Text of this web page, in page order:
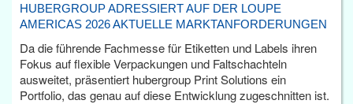
HUBERGROUP ADRESSIERT AUF DER LOUPE
AMERICAS 2026 AKTUELLE MARKTANFORDERUNGEN
Da die führende Fachmesse für Etiketten und Labels ihren
Fokus auf flexible Verpackungen und Faltschachteln
ausweitet, präsentiert hubergroup Print Solutions ein
Portfolio, das genau auf diese Entwicklung zugeschnitten ist.